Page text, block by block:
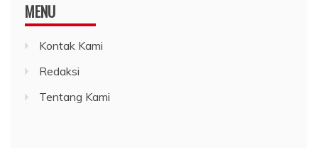
MENU
Kontak Kami
Redaksi
Tentang Kami